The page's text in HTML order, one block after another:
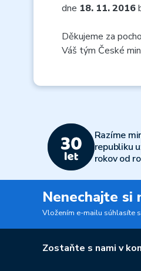
dne 18. 11. 2016
Děkujeme za
Váš tým České
Razíme
republiku
rokov od
Nenechajte si
Vložením e-mailu súhlasíte s
Zostaňte s nami v